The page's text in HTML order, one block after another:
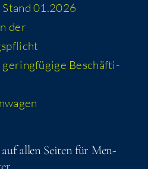
01.2026
der
gering­fü­gi­ge Beschäf­ti­
allen Sei­ten für Men­